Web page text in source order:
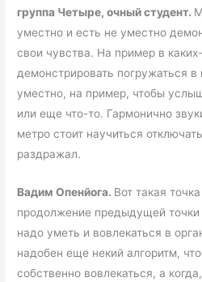
группа Четыре, очный студент.
уместно и есть не уместно
свои чувства. На пример в
демонстрировать погружаться в
уместно, на пример, чтобы
или еще что-то. Гармонично
метро стоит научиться
раздражал.
Вадим Опенйога. Вот такая
продолжение предыдущей точки
надо уметь и вовлекаться в
надобен еще некий алгоритм,
собственно вовлекаться, а